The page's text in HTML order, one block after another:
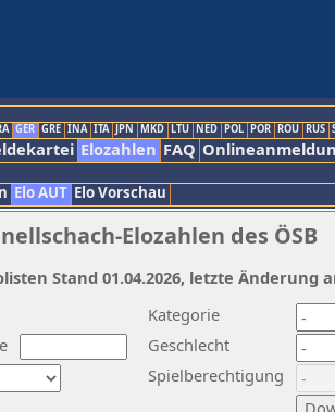
GER GRE INA ITA JPN MKD LTU NED POL POR ROU RUS
Elozahlen FAQ
Elo AUT Elo Vorschau
Elozahlen des ÖSB
Kategorie
Geschlecht
Spielberechtigung
Stand 01.04.2026, letzte Änderung